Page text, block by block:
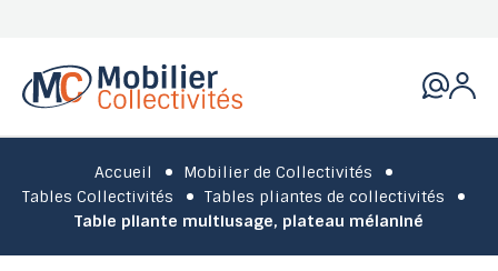
Accueil
Mobilier de Collectivités
Tables Collectivités
Tables pliantes de collectivités
Table pliante multiusage, plateau mélaniné